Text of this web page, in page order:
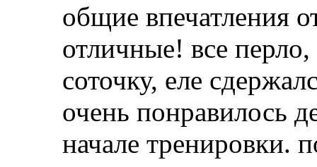
общие впечатления
отличные! все
соточку, еле
очень понравилось
начале тренировки.